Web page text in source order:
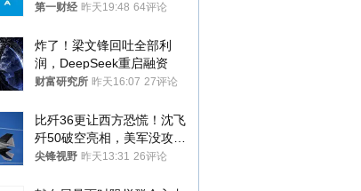
第一财经 昨天19:48 64评论
炸了！梁文锋回吐全部利
润，DeepSeek重启融资
财富研究所 昨天16:07 27评论
比歼36更让西方恐慌！沈飞
歼50破空亮相，美军没攻克
的技术被拿下
尖锋视野 昨天13:31 26评论